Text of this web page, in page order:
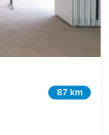
87 km